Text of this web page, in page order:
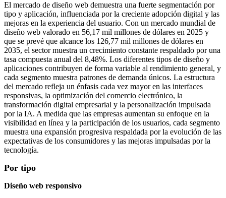
El mercado de diseño web demuestra una fuerte segmentación por
tipo y aplicación, influenciada por la creciente adopción digital y las
mejoras en la experiencia del usuario. Con un mercado mundial de
diseño web valorado en 56,17 mil millones de dólares en 2025 y
que se prevé que alcance los 126,77 mil millones de dólares en
2035, el sector muestra un crecimiento constante respaldado por una
tasa compuesta anual del 8,48%. Los diferentes tipos de diseño y
aplicaciones contribuyen de forma variable al rendimiento general, y
cada segmento muestra patrones de demanda únicos. La estructura
del mercado refleja un énfasis cada vez mayor en las interfaces
responsivas, la optimización del comercio electrónico, la
transformación digital empresarial y la personalización impulsada
por la IA. A medida que las empresas aumentan su enfoque en la
visibilidad en línea y la participación de los usuarios, cada segmento
muestra una expansión progresiva respaldada por la evolución de las
expectativas de los consumidores y las mejoras impulsadas por la
tecnología.
Por tipo
Diseño web responsivo